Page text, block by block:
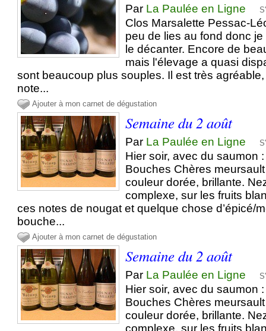
Par La Paulée en Ligne
Clos Marsalette Pessac-
peu de lies au fond donc
le décanter. Encore de
mais l'élevage a quasi
sont beaucoup plus souples. Il est très
note...
Ajouter à mon carnet de dégustation
Semaine du 2 août
Par La Paulée en Ligne
Hier soir, avec du saumon
Bouches Chères
couleur dorée, brillante.
complexe, sur les fruits
ces notes de nougat et quelque chose d’épicé/
bouche...
Ajouter à mon carnet de dégustation
Semaine du 2 août
Par La Paulée en Ligne
Hier soir, avec du saumon
Bouches Chères
couleur dorée, brillante.